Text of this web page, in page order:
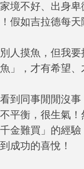
境不好、出身
假如吉拉德每
人摸魚，但我
」，才有希望、
到同事閒閒沒
平衡，很生氣
金難買」的經
成功的喜悅！